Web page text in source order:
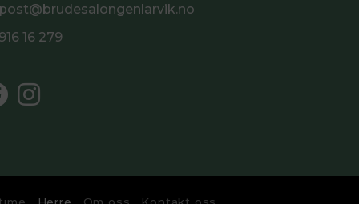
16 279